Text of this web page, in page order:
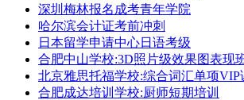
深圳梅林报名成考青年学院
哈尔滨会计证考前冲刺
日本留学申请中心日语考级
合肥中山学校:3D照片级效果图表现
北京雅思托福学校:综合词汇单项VIP
合肥成达培训学校:厨师短期培训